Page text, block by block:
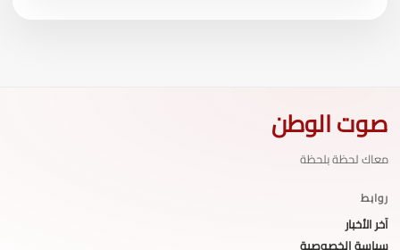
صوت الوطن
معاك لحظة بلحظة
روابط
آخر الأخبار
سياسة الخصوصية